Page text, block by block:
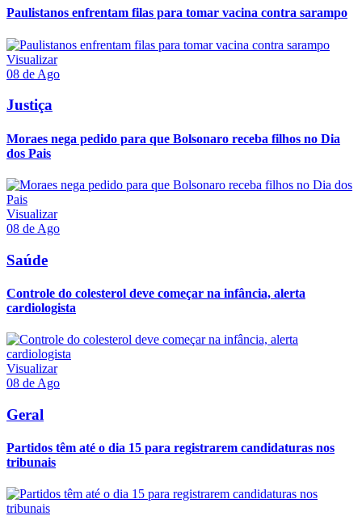
Paulistanos enfrentam filas para tomar vacina contra sarampo
Visualizar
08 de Ago
Justiça
Moraes nega pedido para que Bolsonaro receba filhos no Dia
dos Pais
Visualizar
08 de Ago
Saúde
Controle do colesterol deve começar na infância, alerta
cardiologista
Visualizar
08 de Ago
Geral
Partidos têm até o dia 15 para registrarem candidaturas nos
tribunais